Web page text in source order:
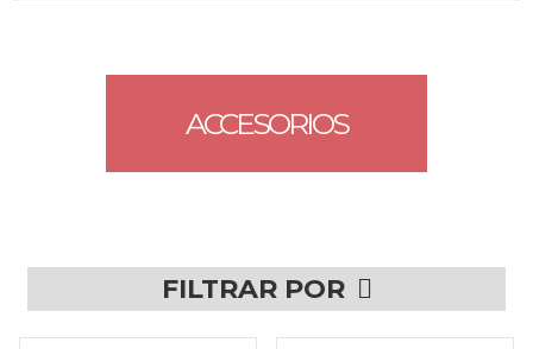
ACCESORIOS
FILTRAR POR